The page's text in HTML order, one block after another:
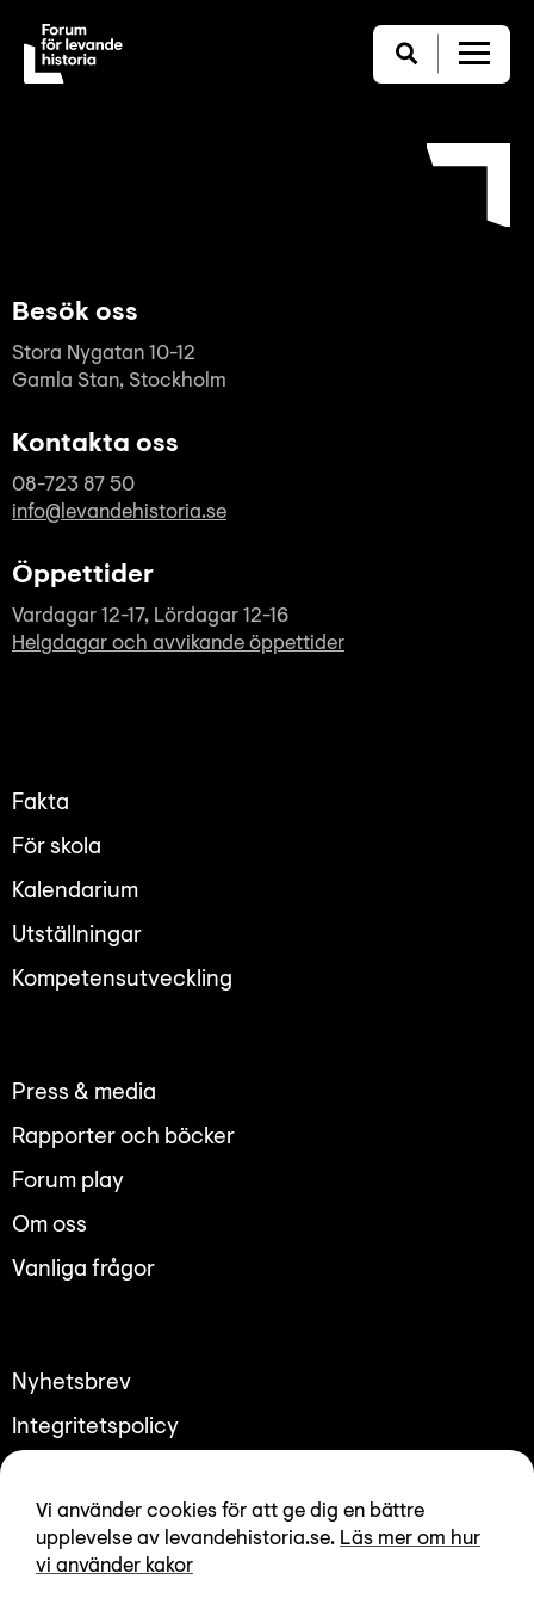
Vi använder cookies för att ge dig en bättre
upplevelse av levandehistoria.se. Läs mer om hur
vi använder kakor
Besök oss
Stora Nygatan 10-12
Gamla Stan, Stockholm
Kontakta oss
08-723 87 50
info@levandehistoria.se
Öppettider
Vardagar 12-17, Lördagar 12-16
Helgdagar och avvikande öppettider
Fakta
För skola
Kalendarium
Utställningar
Kompetensutveckling
Press & media
Rapporter och böcker
Forum play
Om oss
Vanliga frågor
Nyhetsbrev
Integritetspolicy